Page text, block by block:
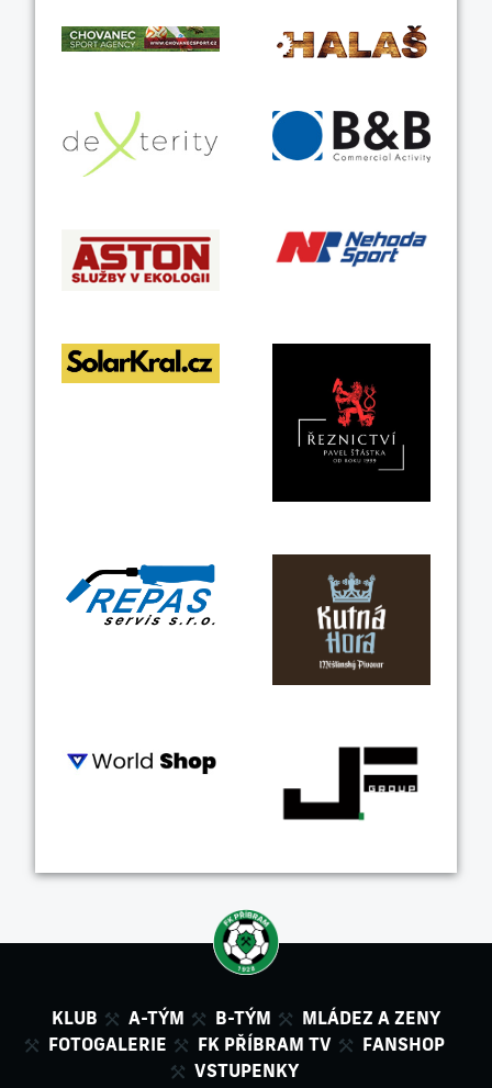
KLUB A-TÝM B-TÝM
MLÁDEZ A ZENY
FOTOGALERIE
FK PŘÍBRAM TV
FANSHOP
VSTUPENKY